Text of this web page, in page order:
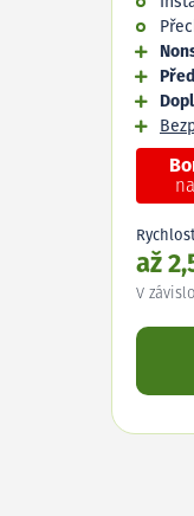
Rychlost
až
V